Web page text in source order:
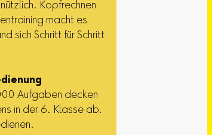
Kopfrechnen
macht es
sich Schritt für Schritt
Aufgaben decken
in der 6. Klasse ab.